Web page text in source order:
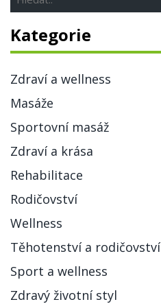
Kategorie
Zdraví a wellness
Masáže
Sportovní masáž
Zdraví a krása
Rehabilitace
Rodičovství
Wellness
Těhotenství a rodičovství
Sport a wellness
Zdravý životní styl